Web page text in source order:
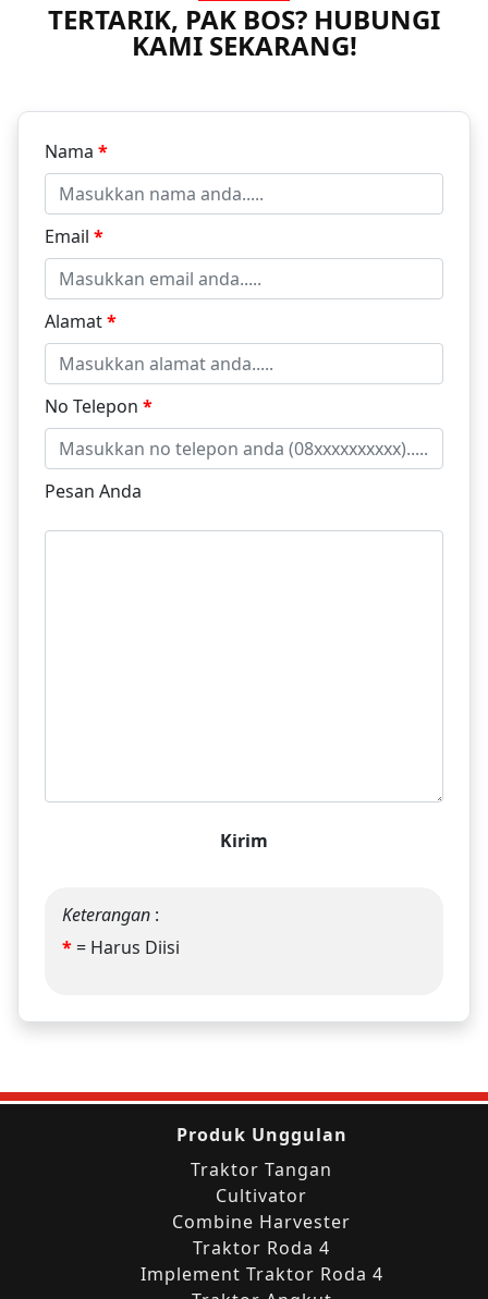
TERTARIK, PAK BOS? HUBUNGI
KAMI SEKARANG!
Nama *
Email *
Alamat*
No Telepon *
Pesan Anda
Kirim
Keterangan :
*= Harus Diisi
Produk Unggulan
Traktor Tangan
Cultivator
Combine Harvester
Traktor Roda 4
Implement Traktor Roda 4